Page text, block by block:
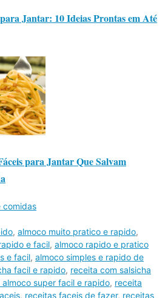
Jantar: 10 Ideias Prontas em Até
para Jantar Que Salvam
comidas
, almoco muito pratico e rapido,
e facil, almoco rapido e pratico
e facil, almoco simples e rapido de
facil e rapido, receita com salsicha
super facil e rapido, receita
, receitas faceis de fazer, receitas